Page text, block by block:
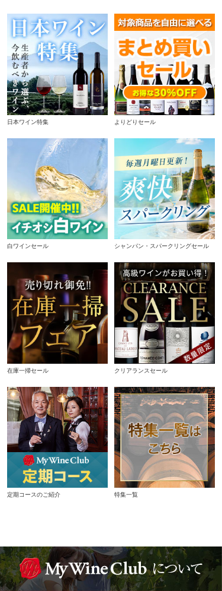
日本ワイン特集 よりどりセール
白ワインセール シャンパン・スパークリングセール
在庫一掃セール クリアランスセール
定期コースのご紹介 特集一覧